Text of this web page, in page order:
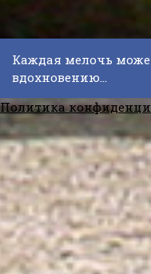
Каждая мелочь
вдохновению...
Политика